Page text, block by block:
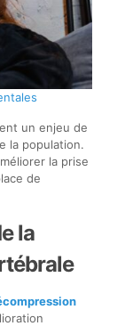
un enjeu de
la population.
la prise
de
la